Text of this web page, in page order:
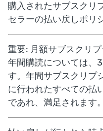
購入されたサブスクリ
セラーの払い戻しポリ
重要: 月額サブスクリ
年間購読については、
す。年間サブスクリプ
に行われたすべての払
であれ、満足されます。